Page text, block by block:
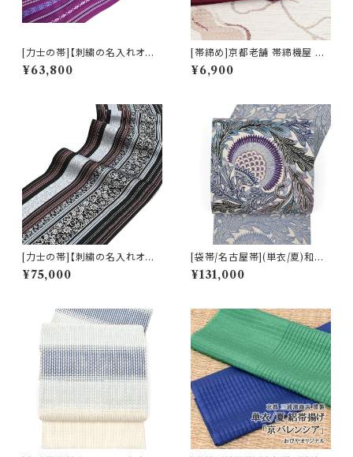
[力士の帯]【刺繍の名入れオプ
ション有】博多帯(夏用) 黒木織
物 謹製 紗献上『夏紫』五献上柄
¥63,800
[帯締め]京都老舗 帯締機屋 謹
製 7mmスリム 細平唐組『紅２
色』正絹 日本製 (商品番号:144
¥6,900
[力士の帯]【刺繍の名入れオプ
ション有】博多織 黒木織物 謹製
小唐花 金印 正絹 日本製 力士
¥75,000
[袋帯/名古屋帯](単衣/夏)和染
紅型 栗山吉三郎 謹製 アザミ
本麻 日本製(商品番号:22389)
¥131,000